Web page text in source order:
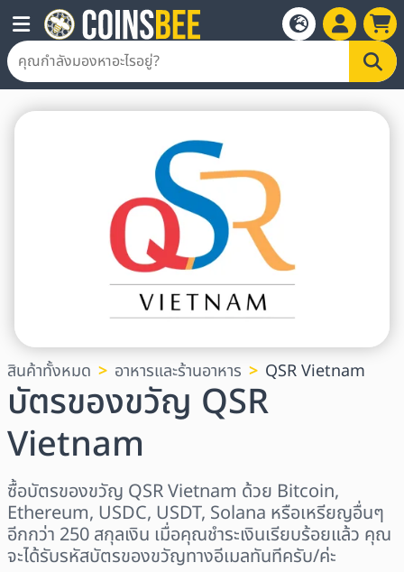
สินค้าทั้งหมด อาหารและร้านอาหาร QSR Vietnam
บัตรของขวัญ QSR
Vietnam
ซื้อบัตรของขวัญ QSR Vietnam ด้วย Bitcoin,
Ethereum, USDC, USDT, Solana หรือเหรียญอื่นๆ
อีกกว่า 250 สกุลเงิน เมื่อคุณชำระเงินเรียบร้อยแล้ว คุณ
จะได้รับรหัสบัตรของขวัญทางอีเมลทันทีครับ/ค่ะ